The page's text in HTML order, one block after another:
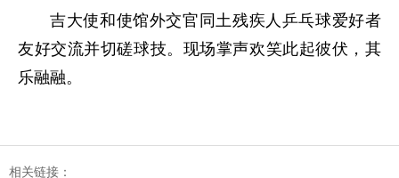
吉大使和使馆外交官同土残疾人乒乓球爱好者
友好交流并切磋球技。现场掌声欢笑此起彼伏，其
乐融融。
相关链接：